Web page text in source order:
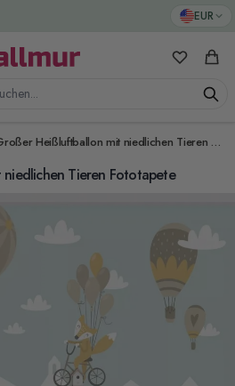
EUR
Meine
Großer Heißluftballon mit niedlichen Tieren Fototapete
Tieren Fototapete